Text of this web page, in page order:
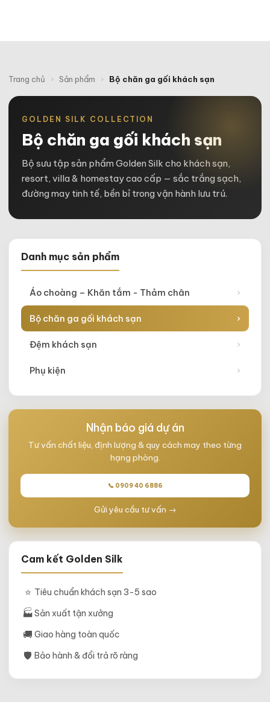
Trang chủ › Sản phẩm › Bộ chăn ga gối khách sạn
GOLDEN SILK COLLECTION
Bộ chăn ga gối khách sạn
Bộ sưu tập sản phẩm Golden Silk cho khách sạn,
resort, villa & homestay cao cấp — sắc trắng sạch,
đường may tinh tế, bền bỉ trong vận hành lưu trú.
Danh mục sản phẩm
Áo choàng – Khăn tắm - Thảm chân ›
Bộ chăn ga gối khách sạn ›
Đệm khách sạn ›
Phụ kiện ›
Nhận báo giá dự án
Tư vấn chất liệu, định lượng & quy cách may theo từng
hạng phòng.
📞 0909 40 6886
Gửi yêu cầu tư vấn →
Cam kết Golden Silk
⭐ Tiêu chuẩn khách sạn 3-5 sao
🏭Sản xuất tận xưởng
🚚 Giao hàng toàn quốc
🛡 Bảo hành & đổi trả rõ ràng